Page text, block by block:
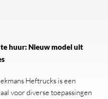
huur: Nieuw model uit
Heftrucks is een
voor diverse toepassingen